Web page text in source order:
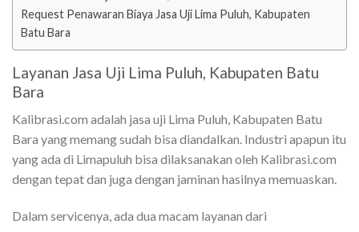
Request Penawaran Biaya Jasa Uji Lima Puluh, Kabupaten
Batu Bara
Layanan Jasa Uji Lima Puluh, Kabupaten Batu
Bara
Kalibrasi.com adalah jasa uji Lima Puluh, Kabupaten Batu
Bara yang memang sudah bisa diandalkan. Industri apapun itu
yang ada di Limapuluh bisa dilaksanakan oleh Kalibrasi.com
dengan tepat dan juga dengan jaminan hasilnya memuaskan.
Dalam servicenya, ada dua macam layanan dari